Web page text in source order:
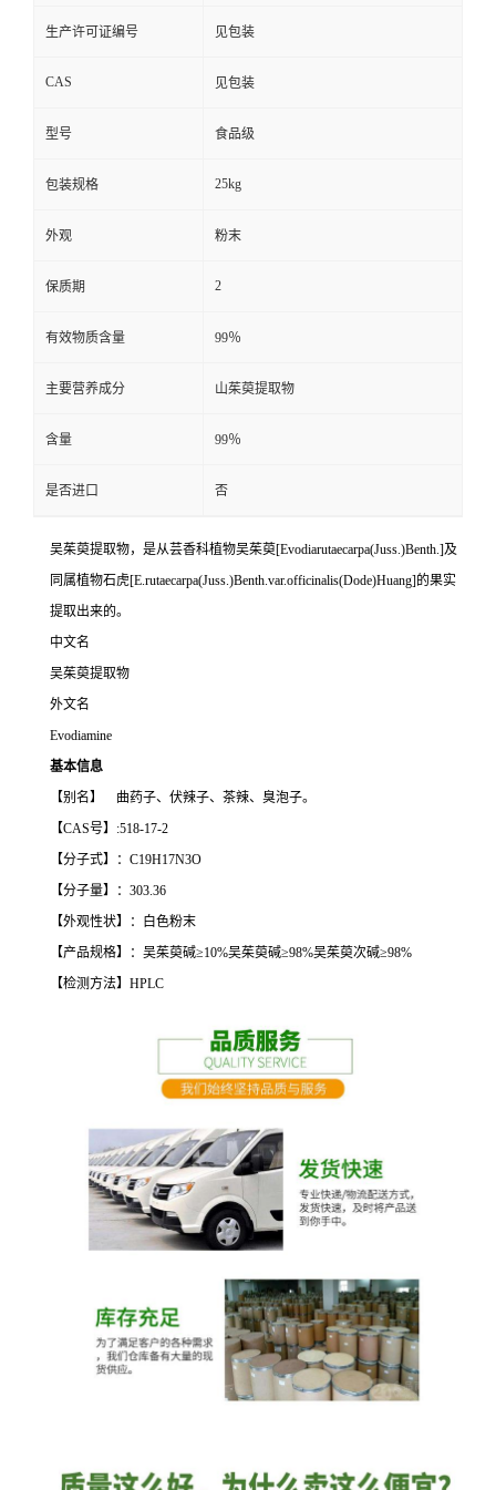
生产许可证编号 见包装
CAS 见包装
型号 食品级
包装规格 25kg
外观 粉末
保质期 2
有效物质含量 99％
主要营养成分 山茱萸提取物
含量 99％
是否进口 否
吴茱萸提取物，是从芸香科植物吴茱萸[Evodiarutaecarpa(Juss.)Benth.]及
同属植物石虎[E.rutaecarpa(Juss.)Benth.var.officinalis(Dode)Huang]的果实
提取出来的。
中文名
吴茱萸提取物
外文名
Evodiamine
基本信息
【别名】 曲药子、伏辣子、茶辣、臭泡子。
【CAS号】:518-17-2
【分子式】：C19H17N3O
【分子量】：303.36
【外观性状】：白色粉末
【产品规格】：吴茱萸碱≥10%吴茱萸碱≥98%吴茱萸次碱≥98%
【检测方法】HPLC